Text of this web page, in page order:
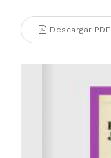
Descargar PDF